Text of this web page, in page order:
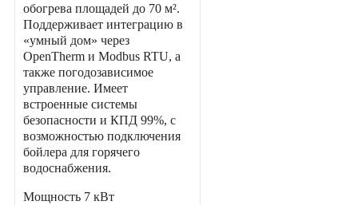
обогрева площадей до 70 м².
Поддерживает интеграцию в
«умный дом» через
OpenTherm и Modbus RTU, а
также погодозависимое
управление. Имеет
встроенные системы
безопасности и КПД 99%, с
возможностью подключения
бойлера для горячего
водоснабжения.
Мощность 7 кВт